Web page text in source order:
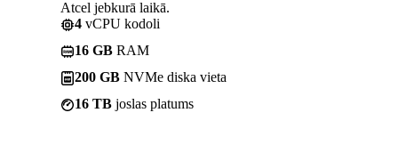
Atcel jebkurā laikā.
4 vCPU kodoli
16 GB RAM
200 GB NVMe diska vieta
16 TB joslas platums